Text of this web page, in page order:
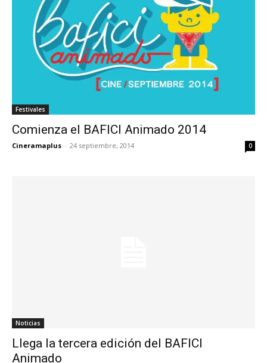
Festivales
Comienza el BAFICI Animado 2014
Cineramaplus - 24 septiembre, 2014 0
Noticias
Llega la tercera edición del BAFICI
Animado